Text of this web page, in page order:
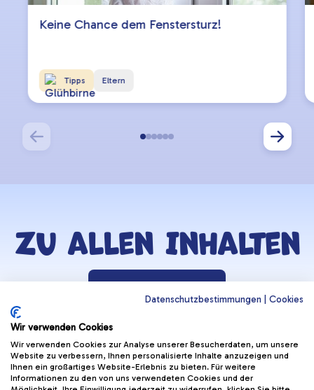
Datenschutzbestimmungen Cookies
Wir verwenden Cookies
Wir verwenden Cookies zur Analyse unserer Besucherdaten, um unsere
Website zu verbessern, Ihnen personalisierte Inhalte anzuzeigen und
Ihnen ein großartiges Website-Erlebnis zu bieten. Für weitere
Informationen zu den von uns verwendeten Cookies und der
Keine Chance dem Fenstersturz!
Tipps Eltern
Zu allen Inhalten
Zurück zur Lernzone
Helmi Post
Kontakt & Support
Hoppala App
(Öffnet in
Radfahrprüfung